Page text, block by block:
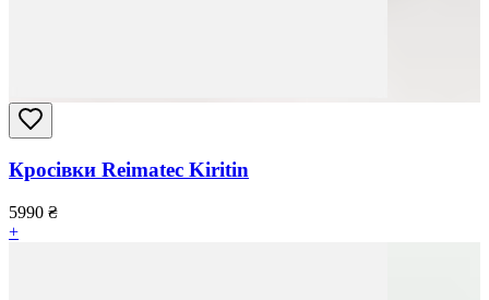
Кросівки Reimatec Kiritin
5990 ₴
+